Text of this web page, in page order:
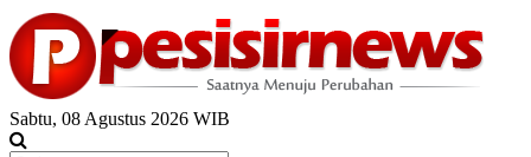
Sabtu, 08 Agustus 2026 WIB